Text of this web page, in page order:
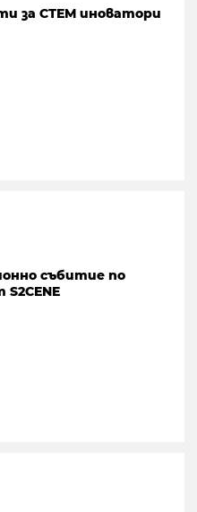
за СТЕМ иноватори
събитие по